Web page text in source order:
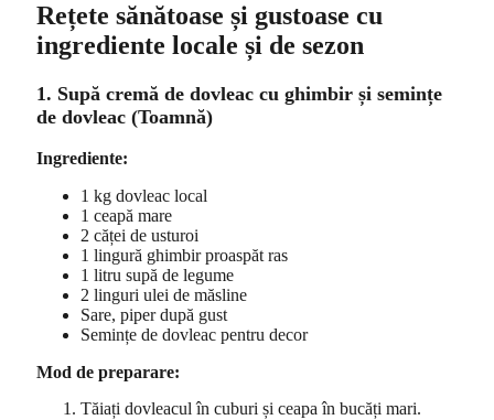
Rețete sănătoase și gustoase cu
ingrediente locale și de sezon
1. Supă cremă de dovleac cu ghimbir și semințe
de dovleac (Toamnă)
Ingrediente:
1 kg dovleac local
1 ceapă mare
2 căței de usturoi
1 lingură ghimbir proaspăt ras
1 litru supă de legume
2 linguri ulei de măsline
Sare, piper după gust
Semințe de dovleac pentru decor
Mod de preparare:
Tăiați dovleacul în cuburi și ceapa în bucăți mari.